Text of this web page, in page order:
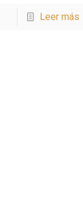
Leer más